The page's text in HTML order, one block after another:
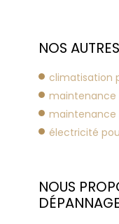
NOS
climatisation
maintenance
maintenance
électricité
NOUS